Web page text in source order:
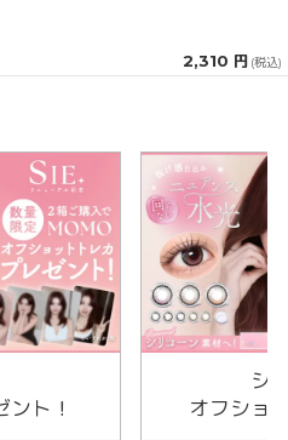
2,310 円 (税込)
ト！
シ
オフショ